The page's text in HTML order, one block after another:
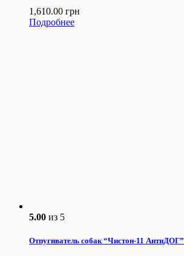
1,610.00 грн
Подробнее
5.00 из 5
Отпугиватель собак “Чистон-11 АнтиДОГ”